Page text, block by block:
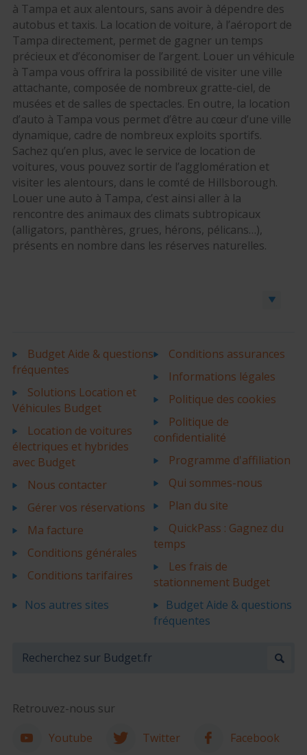
à Tampa et aux alentours, sans avoir à dépendre des
autobus et taxis. La location de voiture, à l’aéroport de
Tampa directement, permet de gagner un temps
précieux et d’économiser de l’argent. Louer un véhicule
à Tampa vous offrira la possibilité de visiter une ville
attachante, composée de nombreux gratte-ciel, de
musées et de salles de spectacles. En outre, la location
d’auto à Tampa vous permet d’être au cœur d’une ville
dynamique, cadre de nombreux exploits sportifs.
Sachez qu’en plus, avec le service de location de
voitures, vous pouvez sortir de l’agglomération et
visiter les alentours, dans le comté de Hillsborough.
Louer une auto à Tampa, c’est ainsi aller à la
rencontre des animaux des climats subtropicaux
(alligators, panthères, grues, hérons, pélicans…),
présents en nombre dans les réserves naturelles.
Budget Aide & questions
fréquentes
Solutions Location et
Véhicules Budget
Location de voitures
électriques et hybrides
avec Budget
Nous contacter
Gérer vos réservations
Ma facture
Conditions générales
Conditions tarifaires
Conditions assurances
Informations légales
Politique des cookies
Politique de
confidentialité
Programme d'affiliation
Qui sommes-nous
Plan du site
QuickPass : Gagnez du
temps
Les frais de
stationnement Budget
Nos autres sites
Budget Aide & questions
fréquentes
Retrouvez-nous sur
Youtube
Twitter Facebook